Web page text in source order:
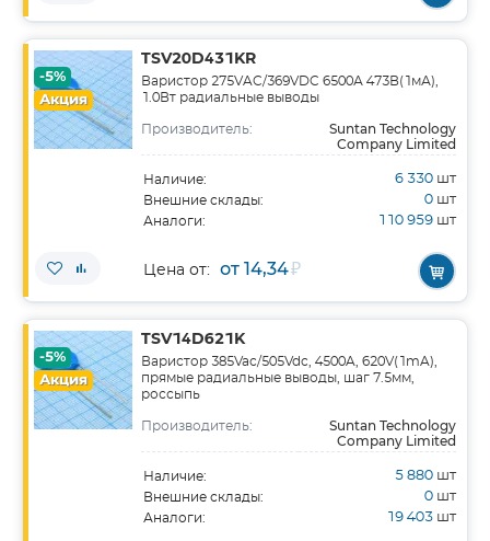
-5%
Акция
TSV20D431KR
Варистор 275VAC/369VDC 6500А 473В(1мА),
1.0Вт радиальные выводы
Производитель:
Suntan Technology
Company Limited
Наличие: 6 330 шт
Внешние склады: 0 шт
Аналоги: 110 959 шт
Цена от: от 14,34₽
-5%
Акция
TSV14D621K
Варистор 385Vac/505Vdc, 4500A, 620V(1mA),
прямые радиальные выводы, шаг 7.5мм,
россыпь
Производитель:
Suntan Technology
Company Limited
Наличие: 5 880 шт
Внешние склады: 0 шт
Аналоги: 19 403 шт